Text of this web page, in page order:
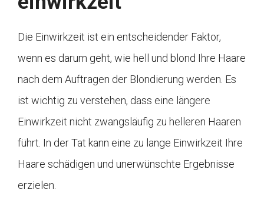
Die Einwirkzeit ist ein entscheidender Faktor,
wenn es darum geht, wie hell und blond Ihre Haare
nach dem Auftragen der Blondierung werden. Es
ist wichtig zu verstehen, dass eine längere
Einwirkzeit nicht zwangsläufig zu helleren Haaren
führt. In der Tat kann eine zu lange Einwirkzeit Ihre
Haare schädigen und unerwünschte Ergebnisse
erzielen.